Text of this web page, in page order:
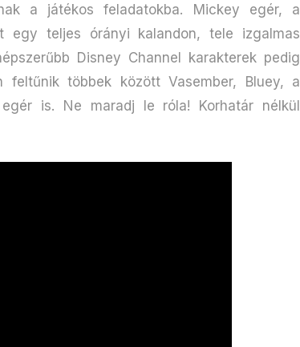
a játékos feladatokba. Mickey egér, a
egy teljes órányi kalandon, tele izgalmas
Disney Channel karakterek pedig
többek között Vasember, Bluey, a
is. Ne maradj le róla! Korhatár nélkül